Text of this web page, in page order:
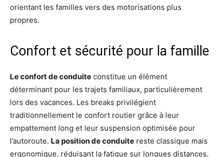
orientant les familles vers des motorisations plus
propres.
Confort et sécurité pour la famille
Le confort de conduite constitue un élément
déterminant pour les trajets familiaux, particulièrement
lors des vacances. Les breaks privilégient
traditionnellement le confort routier grâce à leur
empattement long et leur suspension optimisée pour
l’autoroute. La position de conduite reste classique mais
ergonomique, réduisant la fatigue sur longues distances.